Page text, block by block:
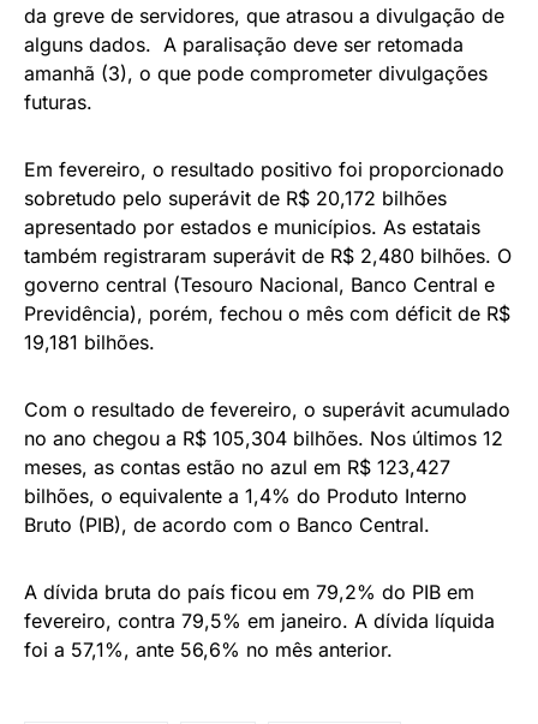
da greve de servidores, que atrasou a divulgação de
alguns dados. A paralisação deve ser retomada
amanhã (3), o que pode comprometer divulgações
futuras.
Em fevereiro, o resultado positivo foi proporcionado
sobretudo pelo superávit de R$ 20,172 bilhões
apresentado por estados e municípios. As estatais
também registraram superávit de R$ 2,480 bilhões. O
governo central (Tesouro Nacional, Banco Central e
Previdência), porém, fechou o mês com déficit de R$
19,181 bilhões.
Com o resultado de fevereiro, o superávit acumulado
no ano chegou a R$ 105,304 bilhões. Nos últimos 12
meses, as contas estão no azul em R$ 123,427
bilhões, o equivalente a 1,4% do Produto Interno
Bruto (PIB), de acordo com o Banco Central.
A dívida bruta do país ficou em 79,2% do PIB em
fevereiro, contra 79,5% em janeiro. A dívida líquida
foi a 57,1%, ante 56,6% no mês anterior.